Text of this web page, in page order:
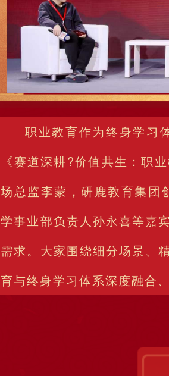
职业教育作为终身学习
《赛道深耕?价值共生：职
场总监李蒙，研鹿教育集团
学事业部负责人孙永喜等嘉
需求。大家围绕细分场景、
育与终身学习体系深度融合